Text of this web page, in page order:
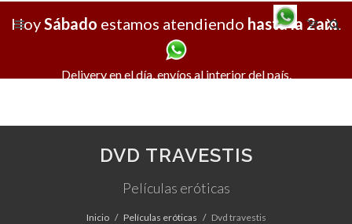
X
HoySábado estamos atendiendo hasta la 2am.
Delivery en el día, envíos al interior del país.
DVD TRAVESTIS
Películas eróticas
Inicio Películas eróticas Dvd travestis